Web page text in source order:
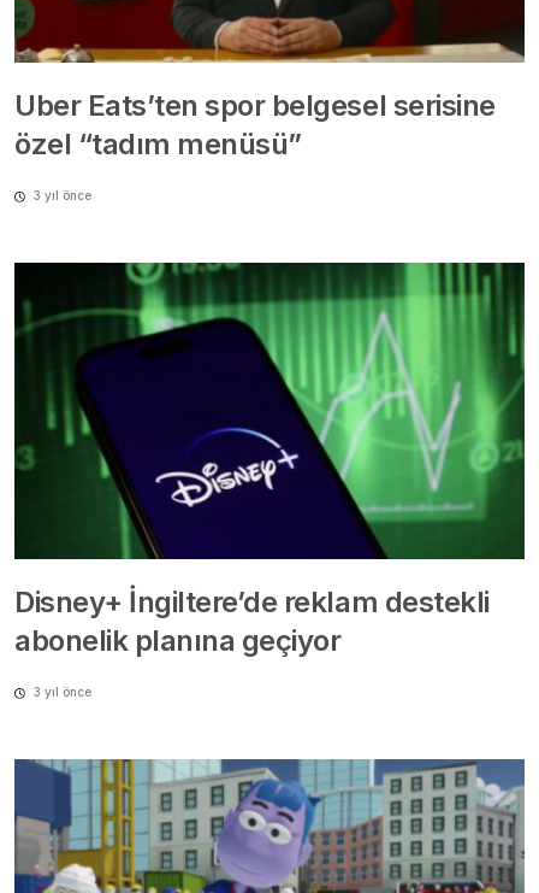
Uber Eats’ten spor belgesel serisine
özel “tadım menüsü”
3 yıl önce
Disney+ İngiltere’de reklam destekli
abonelik planına geçiyor
3 yıl önce